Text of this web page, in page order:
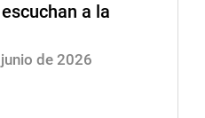
a la
de 2026